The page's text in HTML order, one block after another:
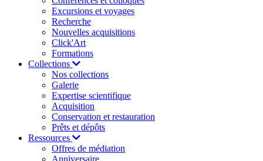
Excursions et voyages
Recherche
Nouvelles acquisitions
Click'Art
Formations
Collections
Nos collections
Galerie
Expertise scientifique
Acquisition
Conservation et restauration
Prêts et dépôts
Ressources
Offres de médiation
Anniversaire